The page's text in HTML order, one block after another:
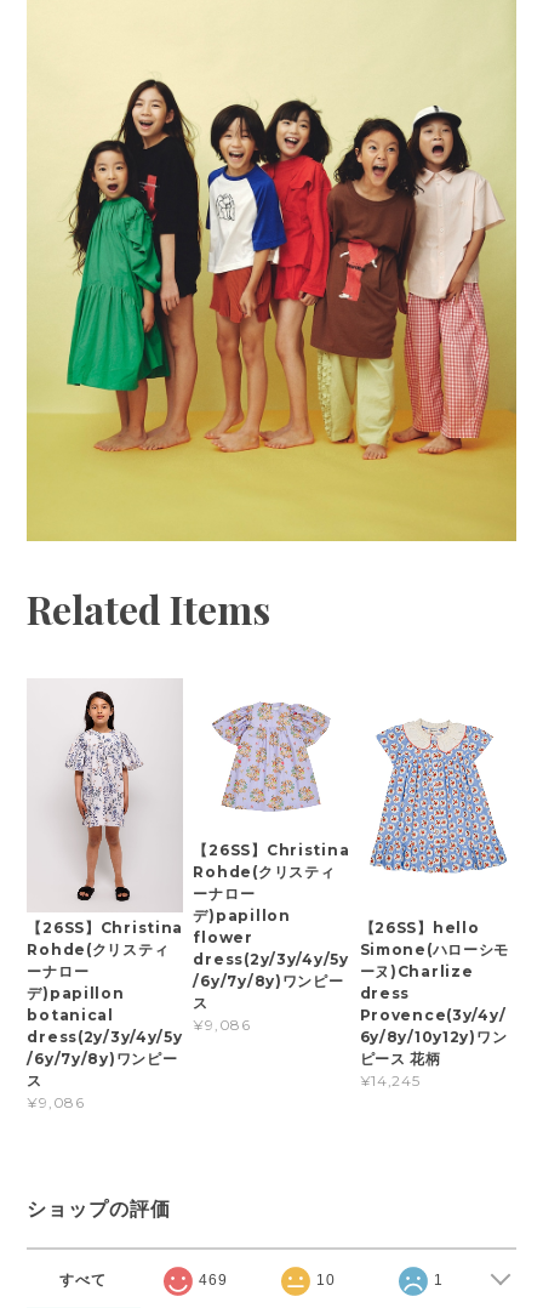
Related Items
【26SS】Christina
Rohde(クリスティ
ーナロー
デ)papillon
botanical
dress(2y/3y/4y/5y
/6y/7y/8y)ワンピー
ス
¥9,086
【26SS】Christina
Rohde(クリスティ
ーナロー
デ)papillon
flower
dress(2y/3y/4y/5y
/6y/7y/8y)ワンピー
ス
¥9,086
【26SS】hello
Simone(ハローシモ
ーヌ)Charlize
dress
Provence(3y/4y/
6y/8y/10y12y)ワン
ピース 花柄
¥14,245
ショップの評価
すべて 469 10 1